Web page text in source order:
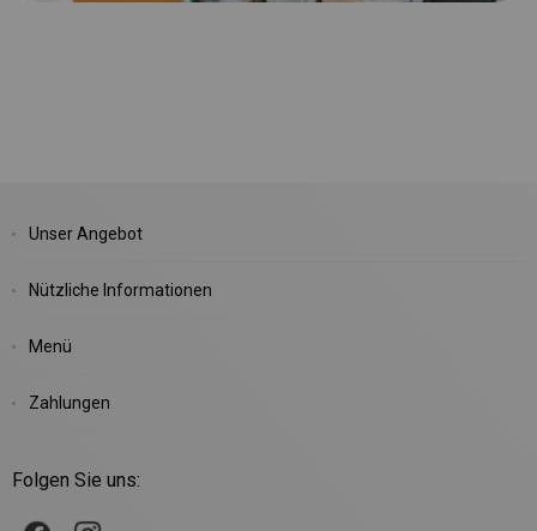
Unser Angebot
Nützliche Informationen
Menü
Zahlungen
Folgen Sie uns: